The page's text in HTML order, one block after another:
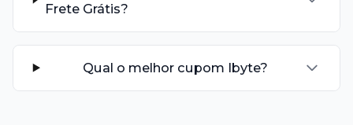
Frete Grátis?
Qual o melhor cupom Ibyte?